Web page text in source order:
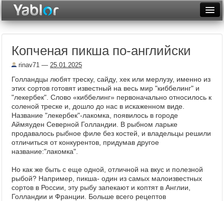
Неделя
Рейтинги
Архив
Фототоп
Копченая пикша по-английски
rinav71 — 25.01.2025
Голландцы любят треску, сайду, хек или мерлузу, именно из
этих сортов готовят известный на весь мир "киббелинг" и
"лекербек". Слово «киббелинг» первоначально относилось к
соленой треске и, дошло до нас в искаженном виде.
Название "лекербек"-лакомка, появилось в городе
Аймяуден Северной Голландии. В рыбном ларьке
продавалось рыбное филе без костей, и владельцы решили
отличиться от конкурентов, придумав другое
название:"лакомка".
Но как же быть с еще одной, отличной на вкус и полезной
рыбой? Например, пикша- один из самых малоизвестных
сортов в России, эту рыбу запекают и коптят в Англии,
Голландии и Франции. Больше всего рецептов